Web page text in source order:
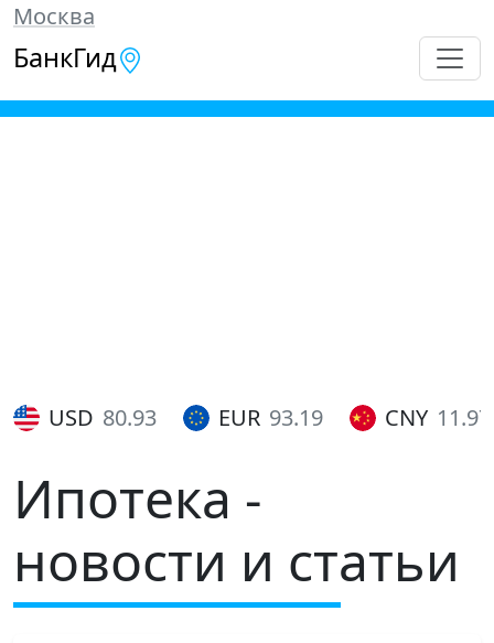
Москва
БанкГид
USD 80.93 EUR 93.19 CNY 11.97
Ипотека -
новости и статьи